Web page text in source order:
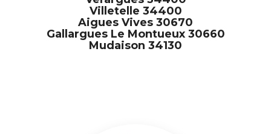
Villetelle 34400
Aigues Vives 30670
Gallargues Le Montueux 30660
Mudaison 34130